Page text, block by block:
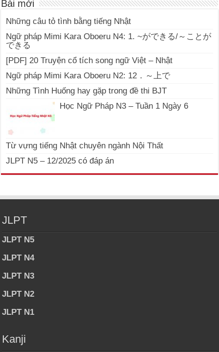
Bài mới
Những câu tỏ tình bằng tiếng Nhật
Ngữ pháp Mimi Kara Oboeru N4: 1. ~ができる/～ことが
できる
[PDF] 20 Truyện cổ tích song ngữ Việt – Nhật
Ngữ pháp Mimi Kara Oboeru N2: 12．～上で
Những Tình Huống hay gặp trong đề thi BJT
Học Ngữ Pháp N3 – Tuần 1 Ngày 6
Từ vựng tiếng Nhật chuyên ngành Nội Thất
JLPT N5 – 12/2025 có đáp án
JLPT
JLPT N5
JLPT N4
JLPT N3
JLPT N2
JLPT N1
Kanji